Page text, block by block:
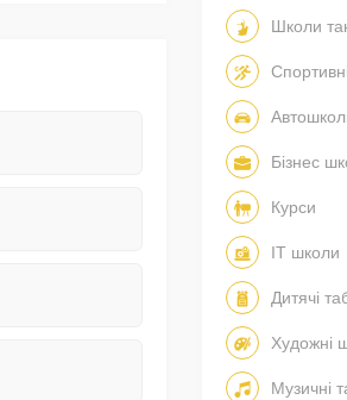
Школи
Бізнес
Курси
IT школи
Дитячі
Художні
Музичні